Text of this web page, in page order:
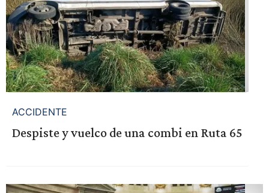
ACCIDENTE
Despiste y vuelco de una combi en Ruta 65